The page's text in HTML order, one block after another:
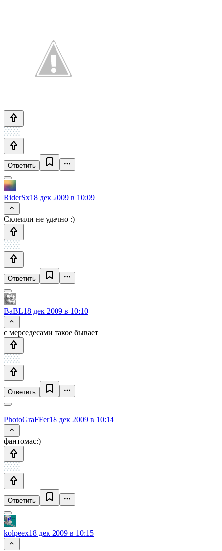
Ответить
RiderSx18 дек 2009 в 10:09
Склеили не удачно :)
Ответить
BaBL18 дек 2009 в 10:10
с мерседесами такое бывает
Ответить
PhotoGraFFer18 дек 2009 в 10:14
фантомас:)
Ответить
kolpeex18 дек 2009 в 10:15